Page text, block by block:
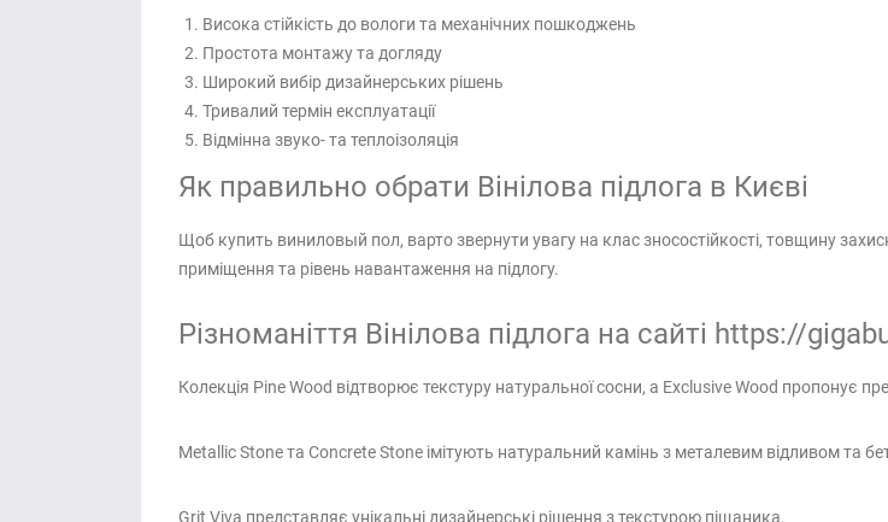
Висока стійкість до вологи та механічних пошкоджень
Простота монтажу та догляду
Широкий вибір дизайнерських рішень
Тривалий термін експлуатації
Відмінна звуко- та теплоізоляція
Як правильно обрати Вінілова підлога в Києві
Щоб купить виниловый пол, варто звернути увагу на клас зносостійкості, товщину
приміщення та рівень навантаження на підлогу.
Різноманіття Вінілова підлога на сайті https://
Колекція Pine Wood відтворює текстуру натуральної сосни, а Exclusive Wood пропонує
Metallic Stone та Concrete Stone імітують натуральний камінь з металевим відливом та
Grit Viva представляє унікальні дизайнерські рішення з текстурою піщаника.